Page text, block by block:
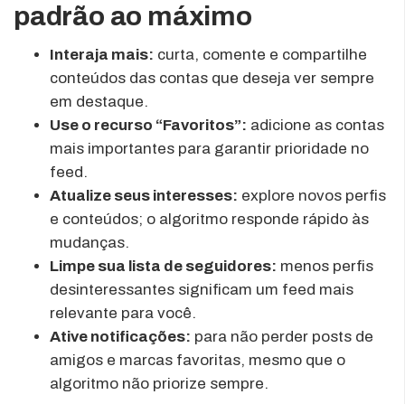
padrão ao máximo
Interaja mais: curta, comente e compartilhe
conteúdos das contas que deseja ver sempre
em destaque.
Use o recurso “Favoritos”: adicione as contas
mais importantes para garantir prioridade no
feed.
Atualize seus interesses: explore novos perfis
e conteúdos; o algoritmo responde rápido às
mudanças.
Limpe sua lista de seguidores: menos perfis
desinteressantes significam um feed mais
relevante para você.
Ative notificações: para não perder posts de
amigos e marcas favoritas, mesmo que o
algoritmo não priorize sempre.